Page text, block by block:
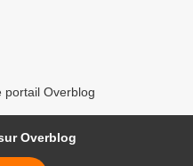
portail Overblog
Overblog